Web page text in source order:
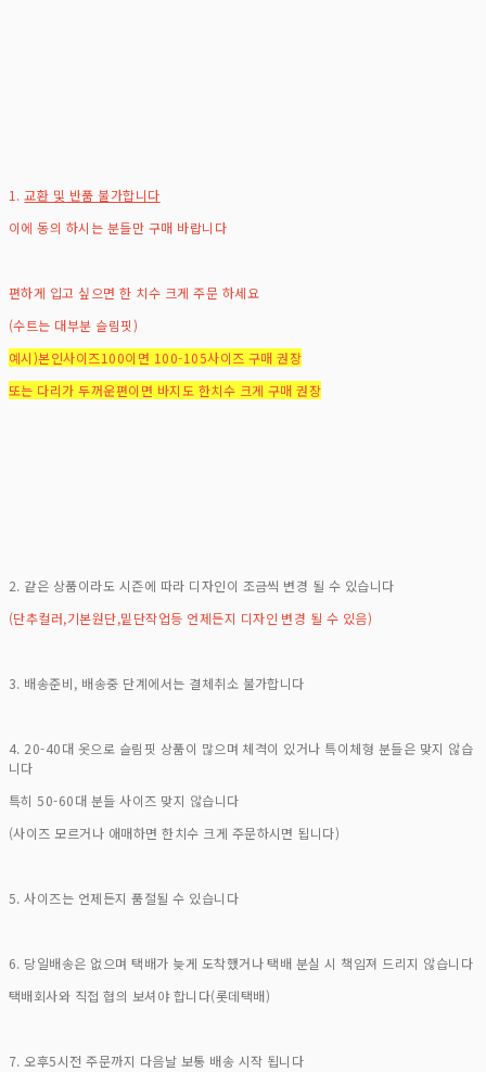
1.교환 및 반품 불가합니다
이에 동의 하시는 분들만 구매 바랍니다
편하게 입고 싶으면 한 치수 크게 주문 하세요
(수트는 대부분 슬림핏)
예시)본인사이즈100이면 100-105사이즈 구매 권장
또는 다리가 두꺼운편이면 바지도 한치수 크게 구매 권장
2. 같은 상품이라도 시즌에 따라 디자인이 조금씩 변경 될 수 있습니다
(단추컬러,기본원단,밑단작업등 언제든지 디자인 변경 될 수 있음)
3. 배송준비, 배송중 단계에서는 결체취소 불가합니다
4. 20-40대 옷으로 슬림핏 상품이 많으며 체격이 있거나 특이체형 분들은 맞지 않습
니다
특히 50-60대 분들 사이즈 맞지 않습니다
(사이즈 모르거나 애매하면 한치수 크게 주문하시면 됩니다)
5. 사이즈는 언제든지 품절될 수 있습니다
6. 당일배송은 없으며 택배가 늦게 도착했거나 택배 분실 시 책임져 드리지 않습니다
택배회사와 직접 협의 보셔야 합니다(롯데택배)
7. 오후5시전 주문까지 다음날 보통 배송 시작 됩니다